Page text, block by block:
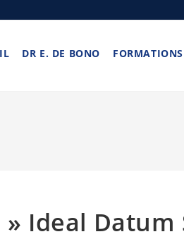
DR E. DE BONO FORMATIONS
Ideal Datum